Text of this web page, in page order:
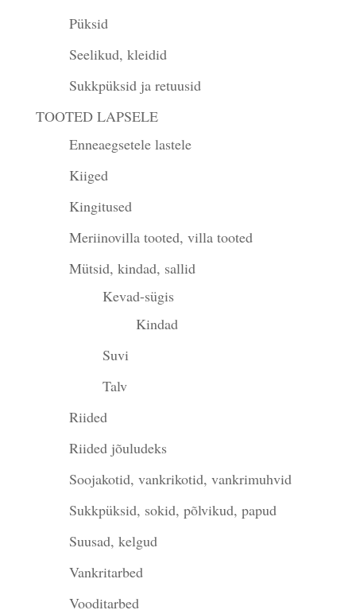
Püksid
Seelikud, kleidid
Sukkpüksid ja retuusid
TOOTED LAPSELE
Enneaegsetele lastele
Kiiged
Kingitused
Meriinovilla tooted, villa tooted
Mütsid, kindad, sallid
Kevad-sügis
Kindad
Suvi
Talv
Riided
Riided jõuludeks
Soojakotid, vankrikotid, vankrimuhvid
Sukkpüksid, sokid, põlvikud, papud
Suusad, kelgud
Vankritarbed
Vooditarbed